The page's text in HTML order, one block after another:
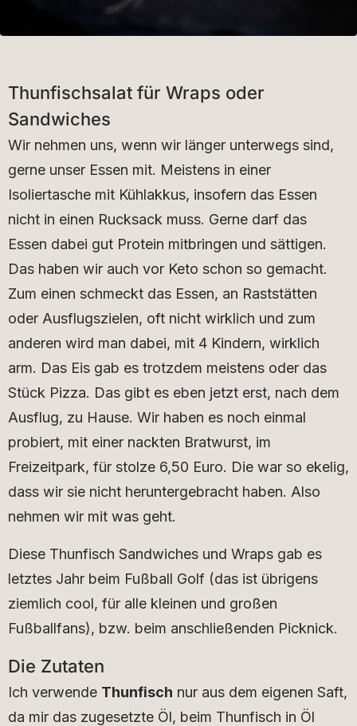
Thunfischsalat für Wraps oder
Sandwiches
Wir nehmen uns, wenn wir länger unterwegs sind,
gerne unser Essen mit. Meistens in einer
Isoliertasche mit Kühlakkus, insofern das Essen
nicht in einen Rucksack muss. Gerne darf das
Essen dabei gut Protein mitbringen und sättigen.
Das haben wir auch vor Keto schon so gemacht.
Zum einen schmeckt das Essen, an Raststätten
oder Ausflugszielen, oft nicht wirklich und zum
anderen wird man dabei, mit 4 Kindern, wirklich
arm. Das Eis gab es trotzdem meistens oder das
Stück Pizza. Das gibt es eben jetzt erst, nach dem
Ausflug, zu Hause. Wir haben es noch einmal
probiert, mit einer nackten Bratwurst, im
Freizeitpark, für stolze 6,50 Euro. Die war so ekelig,
dass wir sie nicht heruntergebracht haben. Also
nehmen wir mit was geht.
Diese Thunfisch Sandwiches und Wraps gab es
letztes Jahr beim Fußball Golf (das ist übrigens
ziemlich cool, für alle kleinen und großen
Fußballfans), bzw. beim anschließenden Picknick.
Die Zutaten
Ich verwende Thunfisch nur aus dem eigenen Saft,
da mir das zugesetzte Öl, beim Thunfisch in Öl